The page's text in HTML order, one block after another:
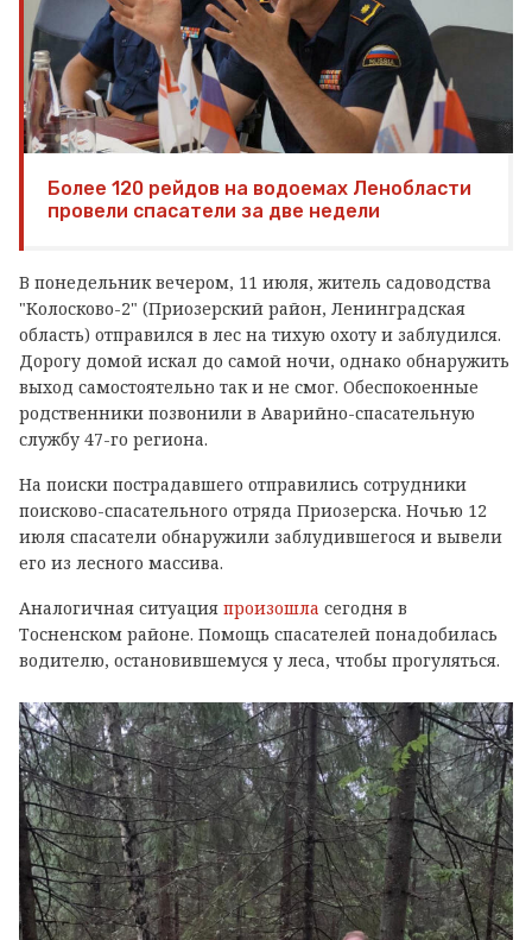
Более 120 рейдов на водоемах Ленобласти
провели спасатели за две недели
В понедельник вечером, 11 июля, житель садоводства
"Колосково-2" (Приозерский район, Ленинградская
область) отправился в лес на тихую охоту и заблудился.
Дорогу домой искал до самой ночи, однако обнаружить
выход самостоятельно так и не смог. Обеспокоенные
родственники позвонили в Аварийно-спасательную
службу 47-го региона.
На поиски пострадавшего отправились сотрудники
поисково-спасательного отряда Приозерска. Ночью 12
июля спасатели обнаружили заблудившегося и вывели
его из лесного массива.
Аналогичная ситуация произошла сегодня в
Тосненском районе. Помощь спасателей понадобилась
водителю, остановившемуся у леса, чтобы прогуляться.